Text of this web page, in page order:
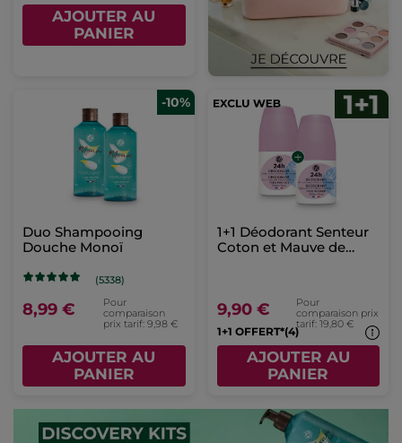
AJOUTER AU
PANIER
-10%
Duo Shampooing
Douche Monoï
(5338)
8,99 €
Pour
comparaison
prix tarif: 9,98 €
AJOUTER AU
PANIER
1+1 Déodorant Senteur
Coton et Mauve de
9,90 €
Pour
comparaison prix
tarif: 19,80 €
1+1 OFFERT*(4)
AJOUTER AU
PANIER